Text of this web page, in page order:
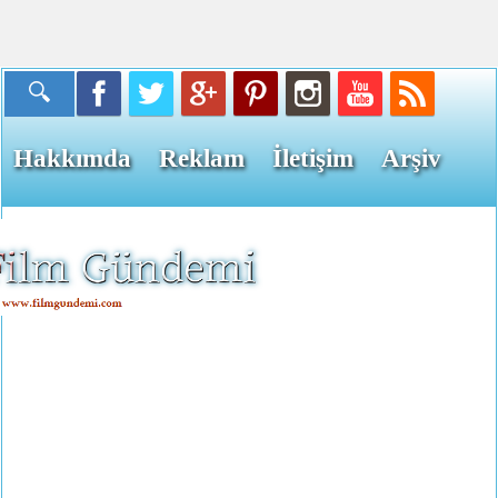
Hakkımda Reklam İletişim Arşiv